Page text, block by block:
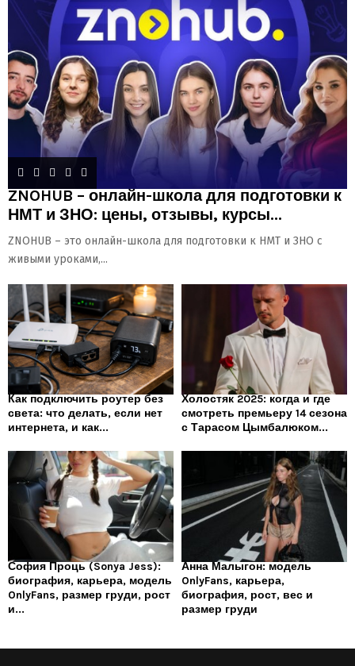
ZNOHUB – онлайн-школа для подготовки к
НМТ и ЗНО: цены, отзывы, курсы...
ZNOHUB – это онлайн-школа для подготовки к НМТ и ЗНО с
живыми уроками,...
Как подключить роутер без
света: что делать, если нет
интернета, и как...
Холостяк 2025: когда и где
смотреть премьеру 14 сезона
с Тарасом Цымбалюком...
София Проць (Sonya Jess):
биография, карьера, модель
OnlyFans, размер груди, рост
и...
Анна Малыгон: модель
OnlyFans, карьера,
биография, рост, вес и
размер груди